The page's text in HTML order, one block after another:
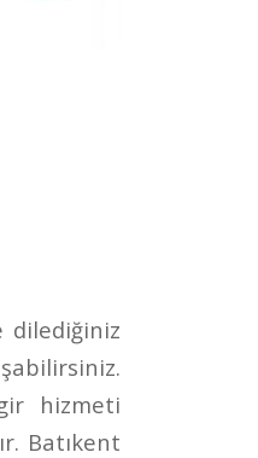
dilediğiniz
hizmeti
Batıkent